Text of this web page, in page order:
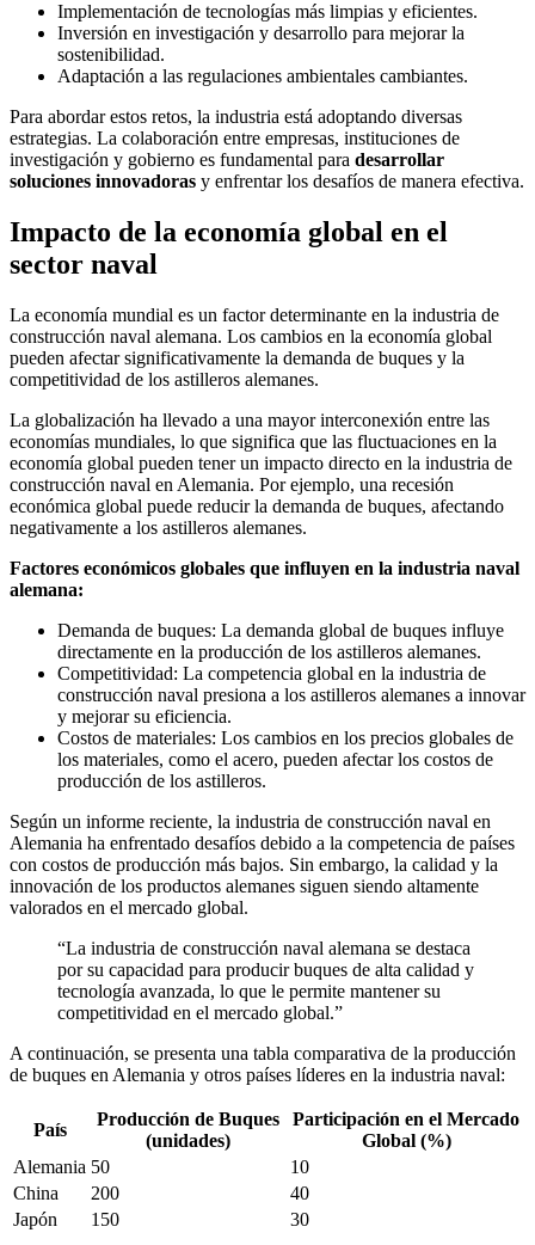
Implementación de tecnologías más limpias y eficientes.
Inversión en investigación y desarrollo para mejorar la
sostenibilidad.
Adaptación a las regulaciones ambientales cambiantes.
Para abordar estos retos, la industria está adoptando diversas
estrategias. La colaboración entre empresas, instituciones de
investigación y gobierno es fundamental para desarrollar
soluciones innovadoras y enfrentar los desafíos de manera efectiva.
Impacto de la economía global en el
sector naval
La economía mundial es un factor determinante en la industria de
construcción naval alemana. Los cambios en la economía global
pueden afectar significativamente la demanda de buques y la
competitividad de los astilleros alemanes.
La globalización ha llevado a una mayor interconexión entre las
economías mundiales, lo que significa que las fluctuaciones en la
economía global pueden tener un impacto directo en la industria de
construcción naval en Alemania. Por ejemplo, una recesión
económica global puede reducir la demanda de buques, afectando
negativamente a los astilleros alemanes.
Factores económicos globales que influyen en la industria naval
alemana:
Demanda de buques: La demanda global de buques influye
directamente en la producción de los astilleros alemanes.
Competitividad: La competencia global en la industria de
construcción naval presiona a los astilleros alemanes a innovar
y mejorar su eficiencia.
Costos de materiales: Los cambios en los precios globales de
los materiales, como el acero, pueden afectar los costos de
producción de los astilleros.
Según un informe reciente, la industria de construcción naval en
Alemania ha enfrentado desafíos debido a la competencia de países
con costos de producción más bajos. Sin embargo, la calidad y la
innovación de los productos alemanes siguen siendo altamente
valorados en el mercado global.
“La industria de construcción naval alemana se destaca
por su capacidad para producir buques de alta calidad y
tecnología avanzada, lo que le permite mantener su
competitividad en el mercado global.”
A continuación, se presenta una tabla comparativa de la producción
de buques en Alemania y otros países líderes en la industria naval:
País
Producción de Buques
(unidades)
Participación en el Mercado
Global (%)
Alemania 50
10
China
200
40
Japón
150 30